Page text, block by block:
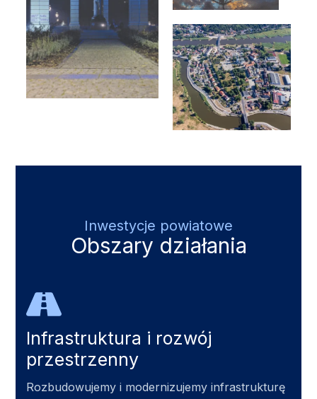
Inwestycje powiatowe
Obszary działania
Infrastruktura i rozwój
przestrzenny
Rozbudowujemy i modernizujemy infrastrukturę